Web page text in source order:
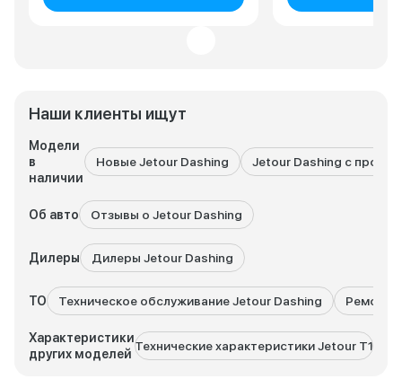
Наши клиенты ищут
Модели
в
наличии
Новые Jetour Dashing Jetour Dashing с
Об авто Отзывы о Jetour Dashing
Дилеры Дилеры Jetour Dashing
ТО Техническое обслуживание Jetour Dashing Ремонт
Характеристики
других моделей
Технические характеристики Jetour T1